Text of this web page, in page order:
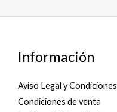
Información
Aviso Legal y Condiciones
Condiciones de venta